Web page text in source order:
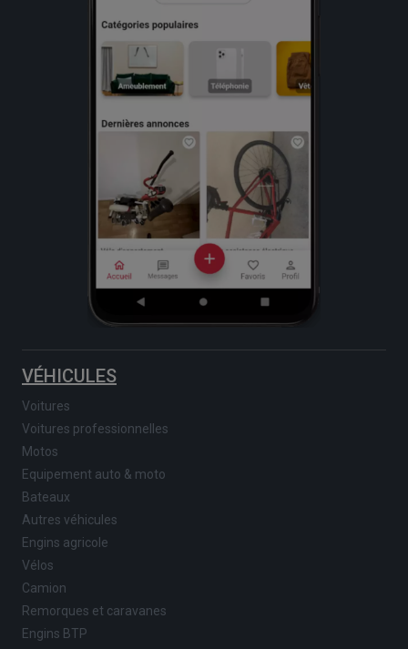
VÉHICULES
Voitures
Voitures professionnelles
Motos
Equipement auto & moto
Bateaux
Autres véhicules
Engins agricole
Vélos
Camion
Remorques et caravanes
Engins BTP